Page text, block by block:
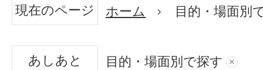
現在のページ ホーム 目的・場面別
あしあと 目的・場面別で探す